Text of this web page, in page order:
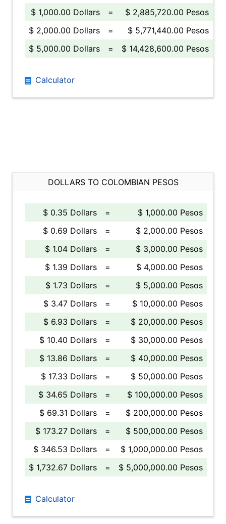
$ 1,000.00 Dollars
=
$ 2,885,720.00 Pesos
$ 2,000.00 Dollars
=
$ 5,771,440.00 Pesos
$ 5,000.00 Dollars
= $ 14,428,600.00 Pesos
Calculator
DOLLARS TO COLOMBIAN PESOS
$ 0.35 Dollars =
$ 1,000.00 Pesos
$ 0.69 Dollars
=
$ 2,000.00 Pesos
$ 1.04 Dollars
=
$ 3,000.00 Pesos
$ 1.39 Dollars
=
$ 4,000.00 Pesos
$ 1.73 Dollars
=
$ 5,000.00 Pesos
$ 3.47 Dollars
=
$ 10,000.00 Pesos
$ 6.93 Dollars
=
$ 20,000.00 Pesos
$ 10.40 Dollars
=
$ 30,000.00 Pesos
$ 13.86 Dollars
=
$ 40,000.00 Pesos
$ 17.33 Dollars
=
$ 50,000.00 Pesos
$ 34.65 Dollars
=
$ 100,000.00 Pesos
$ 69.31 Dollars
=
$ 200,000.00 Pesos
$ 173.27 Dollars
=
$ 500,000.00 Pesos
$ 346.53 Dollars
=
$ 1,000,000.00 Pesos
$ 1,732.67 Dollars
= $ 5,000,000.00 Pesos
Calculator